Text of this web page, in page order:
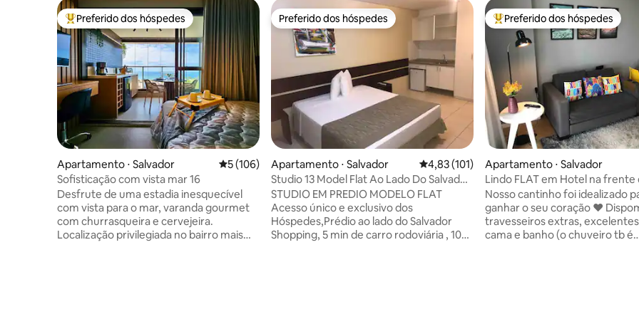
Entre os melhores preferidos dos hóspedes
Preferido dos hóspedes
Apartamento ⋅ Salvador 5 de uma avaliação média de 5, 106 avaliações
5 (106)
Sofisticação com vista mar 16
Desfrute de uma estadia inesquecível
com vista para o mar, varanda gourmet
com churrasqueira e cervejeira.
Localização privilegiada no bairro mais
Preferido dos hóspedes
Preferido dos hóspedes
Apartamento ⋅ Salvador 4,83 de uma avaliação média de 5, 101
4,83 (101)
Studio 13 Model Flat Ao Lado Do Salvador
Shopping
STUDIO EM PREDIO MODELO FLAT
Acesso único e exclusivo dos
Hóspedes,Prédio ao lado do Salvador
Shopping, 5 min de carro rodoviária , 10
Entre os melhores preferidos
Preferido dos hóspedes
Apartamento ⋅ Salvador
Lindo FLAT em Hotel na frente
Salvador Shopping
Nosso cantinho foi idealizado
ganhar o seu coração ❤️ Dispomos de
travesseiros extras,
cama e banho (o chuveiro tb é